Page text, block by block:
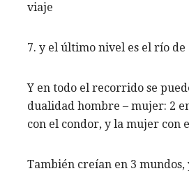
viaje
7. y el último nivel es el río de
Y en todo el recorrido se
dualidad hombre – mujer: 2
con el condor, y la mujer con
También creían en 3 mundos,